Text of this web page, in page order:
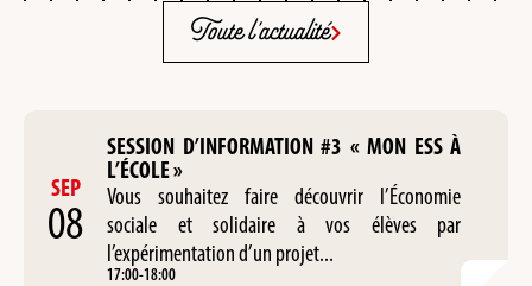
Toute l'actualité
SEP
08
SESSION D’INFORMATION #3 « MON ESS À
L’ÉCOLE »
Vous souhaitez faire découvrir l’Économie
sociale et solidaire à vos élèves par
l’expérimentation d’un projet...
17:00-18:00